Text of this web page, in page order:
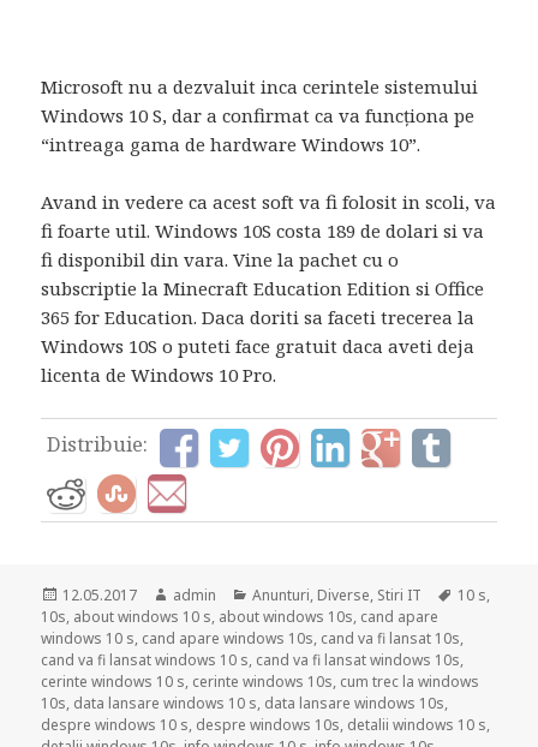
Microsoft nu a dezvaluit inca cerintele sistemului
Windows 10 S, dar a confirmat ca va funcționa pe
“intreaga gama de hardware Windows 10”.
Avand in vedere ca acest soft va fi folosit in scoli, va
fi foarte util. Windows 10S costa 189 de dolari si va
fi disponibil din vara. Vine la pachet cu o
subscriptie la Minecraft Education Edition si Office
365 for Education. Daca doriti sa faceti trecerea la
Windows 10S o puteti face gratuit daca aveti deja
licenta de Windows 10 Pro.
Distribuie:
Posted
on
12.05.2017 Author
admin Categories
Anunturi, Diverse, Stiri IT Tags
10 s,
10s, about windows 10 s, about windows 10s, cand apare
windows 10 s, cand apare windows 10s, cand va fi lansat 10s,
cand va fi lansat windows 10 s, cand va fi lansat windows 10s,
cerinte windows 10 s, cerinte windows 10s, cum trec la windows
10s, data lansare windows 10 s, data lansare windows 10s,
despre windows 10 s, despre windows 10s, detalii windows 10 s,